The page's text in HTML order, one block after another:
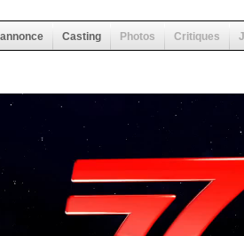
Casting Photos Critiques